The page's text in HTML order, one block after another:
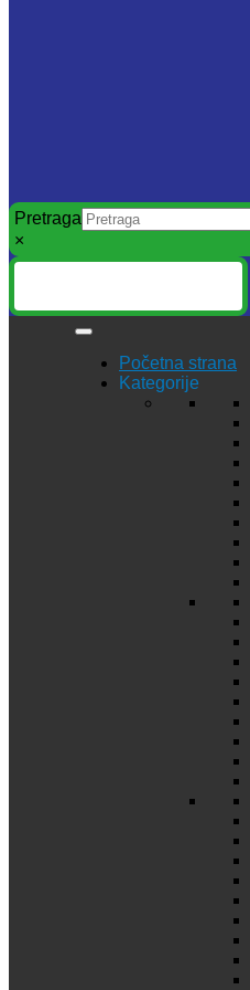
Pretraga
×
Početna strana
Kategorije